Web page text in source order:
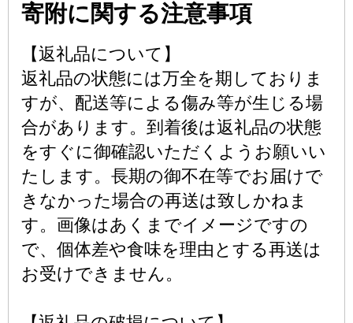
寄附に関する注意事項
【返礼品について】
返礼品の状態には万全を期しておりま
すが、配送等による傷み等が生じる場
合があります。到着後は返礼品の状態
をすぐに御確認いただくようお願いい
たします。長期の御不在等でお届けで
きなかった場合の再送は致しかねま
す。画像はあくまでイメージですの
で、個体差や食味を理由とする再送は
お受けできません。